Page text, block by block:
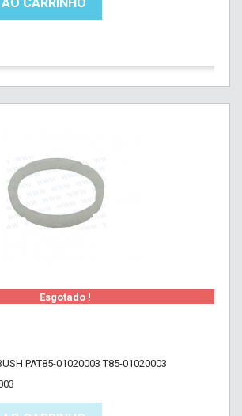
Esgotado !
PAT85-01020003 T85-01020003